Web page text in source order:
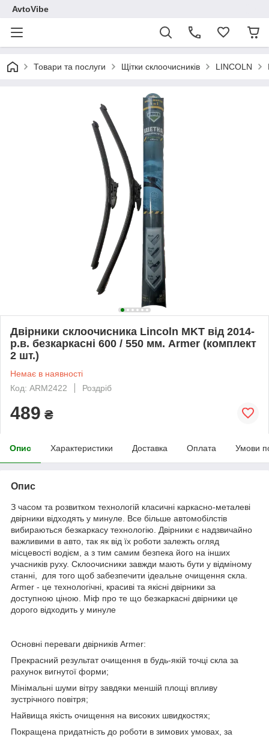
AvtoVibe
Товари та послуги Щітки склоочисників LINCOLN
Двірники склоочисника Lincoln MKT від 2014-
р.в. безкаркасні 600 / 550 мм. Armer (комплект
2 шт.)
Немає в наявності
Код: ARM2422
Роздріб
489 ₴
Опис Характеристики Доставка Оплата Умови
Опис
З часом та розвитком технологій класичні каркасно-металеві
двірники відходять у минуле. Все більше автомобілстів
вибираються безкаркасу технологію. Двірники є надзвичайно
важливими в авто, так як від їх роботи залежть огляд
місцевості водієм, а з тим самим безпека його на інших
учасників руху. Склоочисники завжди мають бути у відміному
станні, для того щоб забезпечити ідеальне очищення скла.
Armer - це технологічні, красиві та якісні двірники за
доступною ціною. Міф про те що безкаркасні двірники це
дорого відходить у минуле
Основні переваги двірників Armer:
Прекрасний результат очищення в будь-якій точці скла за
рахунок вигнутої форми;
Мінімальні шуми вітру завдяки меншій площі впливу
зустрічного повітря;
Найвища якість очищення на високих швидкостях;
Покращена придатність до роботи в зимових умовах, за